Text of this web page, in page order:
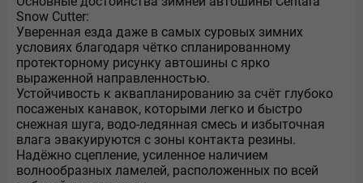
Snow Cutter:
Уверенная езда даже в самых суровых зимних
условиях благодаря чётко спланированному
протекторному рисунку автошины с ярко
выраженной направленностью.
Устойчивость к аквапланированию за счёт глубоко
посаженых канавок, которыми легко и быстро
снежная шуга, водо-ледянная смесь и избыточная
влага эвакуируются с зоны контакта резины.
Надёжно сцепление, усиленное наличием
волнообразных ламелей, расположенных по всей